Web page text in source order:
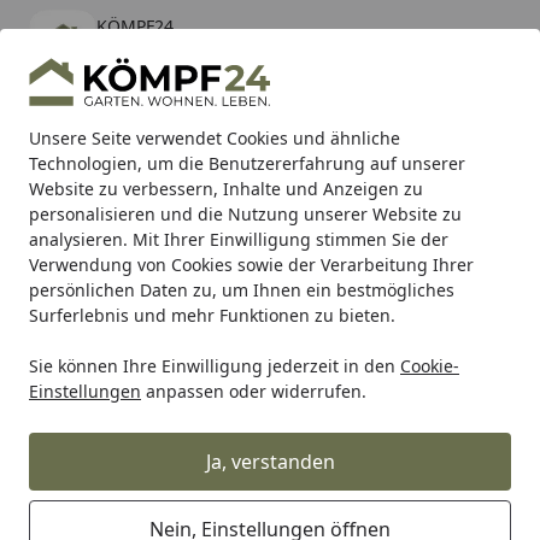
Unsere Seite verwendet Cookies und ähnliche
Technologien, um die Benutzererfahrung auf unserer
Website zu verbessern, Inhalte und Anzeigen zu
personalisieren und die Nutzung unserer Website zu
analysieren. Mit Ihrer Einwilligung stimmen Sie der
Verwendung von Cookies sowie der Verarbeitung Ihrer
persönlichen Daten zu, um Ihnen ein bestmögliches
Surferlebnis und mehr Funktionen zu bieten.
Sie können Ihre Einwilligung jederzeit in den Cookie-
Einstellungen anpassen oder widerrufen.
Ja, verstanden
Nein, Einstellungen öffnen
KÖMPF24
kostenlos - Im App Store
Hotline
Alle Produkte
Mein Konto
Suchen
Karibu Pools inkl. gratis Sandfilteranlage & Pool-
Starterset (Gesamtwert bis 468,99€)
Startseite
Tierbedarf & Tiernahrung Kleintierbedarf
TRIXIE Indoor Gehege, Meerschw.,
Holz/Kunsstoff, 114 × 30 × 74 cm